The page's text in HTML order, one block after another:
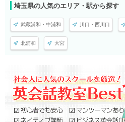
埼玉県の人気のエリア・駅から探す
武蔵浦和・中浦和 川口・西川口
北浦和 大宮